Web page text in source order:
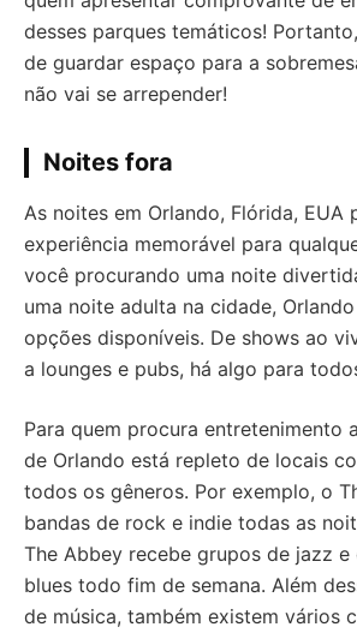
desses parques temáticos!
de guardar espaço para a
não vai se arrepender!
Noites fora
As noites em Orlando, Flórida, EUA
experiência memorável para
você procurando uma noite
uma noite adulta na cidade,
opções disponíveis. De shows ao
a lounges e pubs, há algo para
Para quem procura entretenimento
de Orlando está repleto de locais
todos os gêneros. Por exemplo, o
bandas de rock e indie todas as
The Abbey recebe grupos de jazz e
blues todo fim de semana. Além
de música, também existem vários